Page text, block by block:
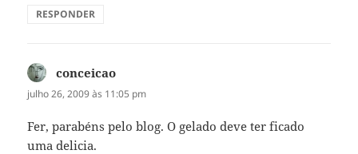
RESPONDER
conceicao
julho 26, 2009 às 11:05 pm
Fer, parabéns pelo blog. O gelado deve ter ficado
uma delicia.